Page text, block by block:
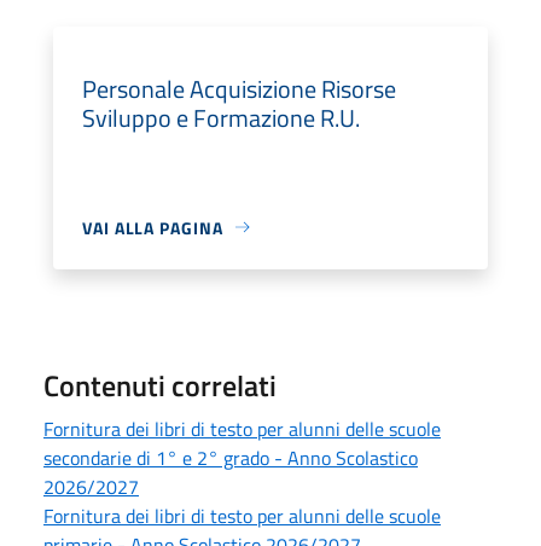
Personale Acquisizione Risorse
Sviluppo e Formazione R.U.
VAI ALLA PAGINA
Contenuti correlati
Fornitura dei libri di testo per alunni delle scuole
secondarie di 1° e 2° grado - Anno Scolastico
2026/2027
Fornitura dei libri di testo per alunni delle scuole